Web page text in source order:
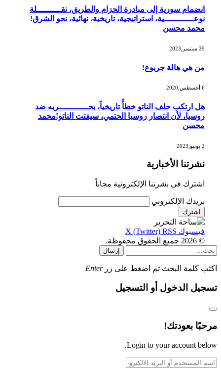
انضمام سورية إلى مبادرة الحزام والطريق، نقــــــــــلة
نوعــــــــــــية، استراتيجية، تاريخية، نهائية، نحو الشرق!
محمد محسن
29 سبتمبر,2023
من هي هالة جربوع!
هل ارتكب حلف الناتو خطأً تاريخياً، بحــــــــــــربه ضد
روسيا، لأن انتصار روسيا الحتمي، سيفتت الناتو!محمد
محسن
نشرتنا الأخبارية
اشترك في نشرتنا الإلكترونية مجاناً
بريدك الإلكتروني
فيسبوك X (Twitter) RSS
© 2026 جميع الحقوق محفوظة.
إرسال
اكتب كلمة البحث ثم اضغط على زر Enter
تسجيل الدخول أو التسجيل
مرحبًا بعودتك!
Login to your account below.